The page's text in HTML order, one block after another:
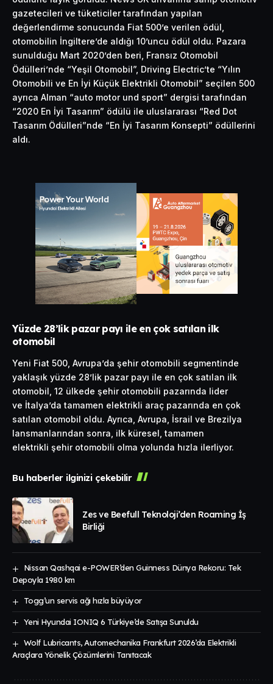
gazetecileri ve tüketiciler tarafından yapılan
değerlendirme sonucunda Fiat 500’e verilen ödül,
otomobilin İngiltere’de aldığı 10’uncu ödül oldu. Pazara
sunulduğu Mart 2020’den beri, Fransız Otomobil
Ödülleri’nde “Yeşil Otomobil”, Driving Electric’te “Yılın
Otomobili ve En İyi Küçük Elektrikli Otomobil” seçilen 500
ayrıca Alman “auto motor und sport” dergisi tarafından
“2020 En İyi Tasarım” ödülü ile uluslararası “Red Dot
Tasarım Ödülleri”nde “En İyi Tasarım Konsepti” ödüllerini
aldı.
Yüzde 28’lik pazar payı ile en çok satılan ilk
otomobil
Yeni Fiat 500, Avrupa’da şehir otomobili segmentinde
yaklaşık yüzde 28’lik pazar payı ile en çok satılan ilk
otomobil, 12 ülkede şehir otomobili pazarında lider
ve İtalya’da tamamen elektrikli araç pazarında en çok
satılan otomobil oldu. Ayrıca, Avrupa, İsrail ve Brezilya
lansmanlarından sonra, ilk küresel, tamamen
elektrikli şehir otomobili olma yolunda hızla ilerliyor.
Bu haberler ilginizi çekebilir
Zes ve Beefull Teknoloji’den Roaming İş
Birliği
Nissan Qashqai e-POWER’den Guinness Dünya Rekoru: Tek
Depoyla 1980 km
Togg’un servis ağı hızla büyüyor
Yeni Hyundai IONIQ 6 Türkiye’de Satışa Sunuldu
Wolf Lubricants, Automechanika Frankfurt 2026’da Elektrikli
Araçlara Yönelik Çözümlerini Tanıtacak